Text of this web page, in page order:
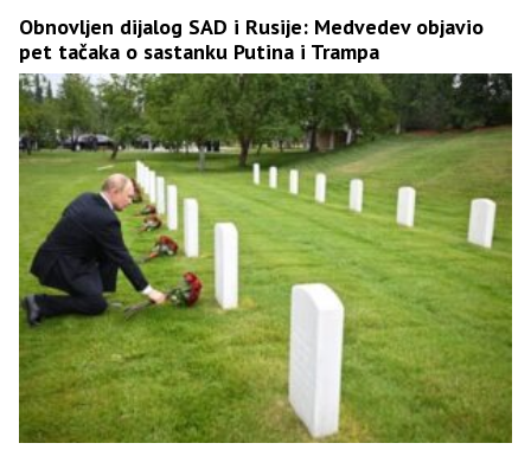
Obnovljen dijalog SAD i Rusije: Medvedev objavio
pet tačaka o sastanku Putina i Trampa